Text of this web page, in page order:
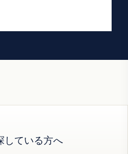
している方へ